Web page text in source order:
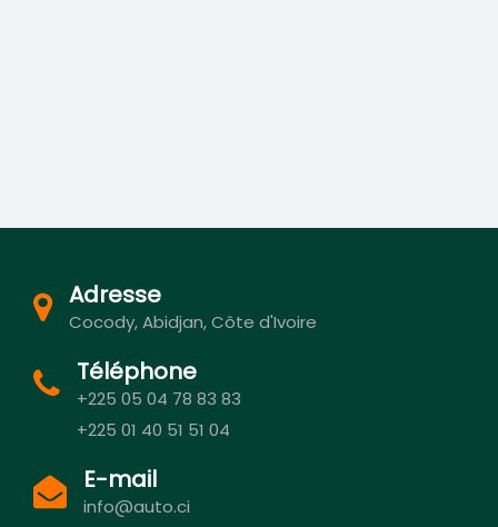
Adresse
Cocody, Abidjan, Côte d'Ivoire
Téléphone
+225 05 04 78 83 83
+225 01 40 51 51 04
E-mail
info@auto.ci